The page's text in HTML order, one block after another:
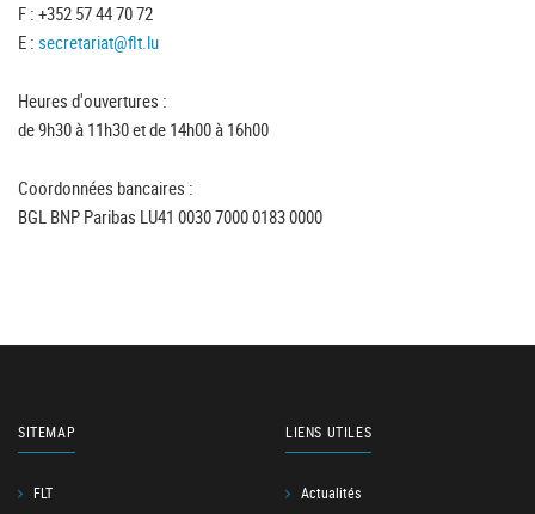
F : +352 57 44 70 72
E : secretariat@flt.lu
Heures d'ouvertures :
de 9h30 à 11h30 et de 14h00 à 16h00
Coordonnées bancaires :
BGL BNP Paribas LU41 0030 7000 0183 0000
SITEMAP
FLT
LIENS UTILES
Actualités